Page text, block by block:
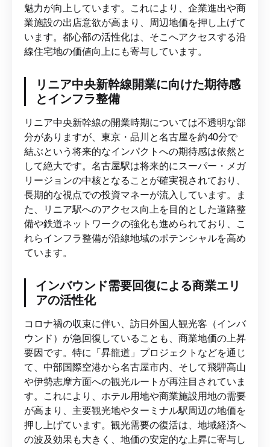
魅力が向上しています。これにより、企業進出や商
業施設の出店意欲が高まり、周辺地価を押し上げて
います。都心部の活性化は、そこへアクセスする沿
線住宅地の価値向上にも寄与しています。
リニア中央新幹線開業に向けた期待感
とインフラ整備
リニア中央新幹線の開業時期については不透明な部
分がありますが、東京・品川と名古屋を約40分で
結ぶという将来的なインパクトへの期待感は依然と
して絶大です。名古屋駅は将来的にスーパー・メガ
リージョンの中核となることが確実視されており、
長期的な視点での投資マネーが流入しています。ま
た、リニア駅へのアクセス向上を目的とした道路整
備や鉄道ネットワークの強化も進められており、こ
れらインフラ整備が沿線地域のポテンシャルを高め
ています。
インバウンド需要回復による商業エリ
アの活性化
コロナ禍の収束に伴い、訪日外国人観光客（インバ
ウンド）が急回復していることも、商業地価の上昇
要因です。特に「昇龍道」プロジェクトなどを通じ
て、中部国際空港から名古屋市内、そして飛騨高山
や伊勢志摩方面への観光ルートが再注目されていま
す。これにより、ホテル用地や商業施設用地の需要
が高まり、主要観光地やターミナル駅周辺の地価を
押し上げています。観光需要の復活は、地域経済へ
の波及効果も大きく、地価の安定的な上昇に寄与し